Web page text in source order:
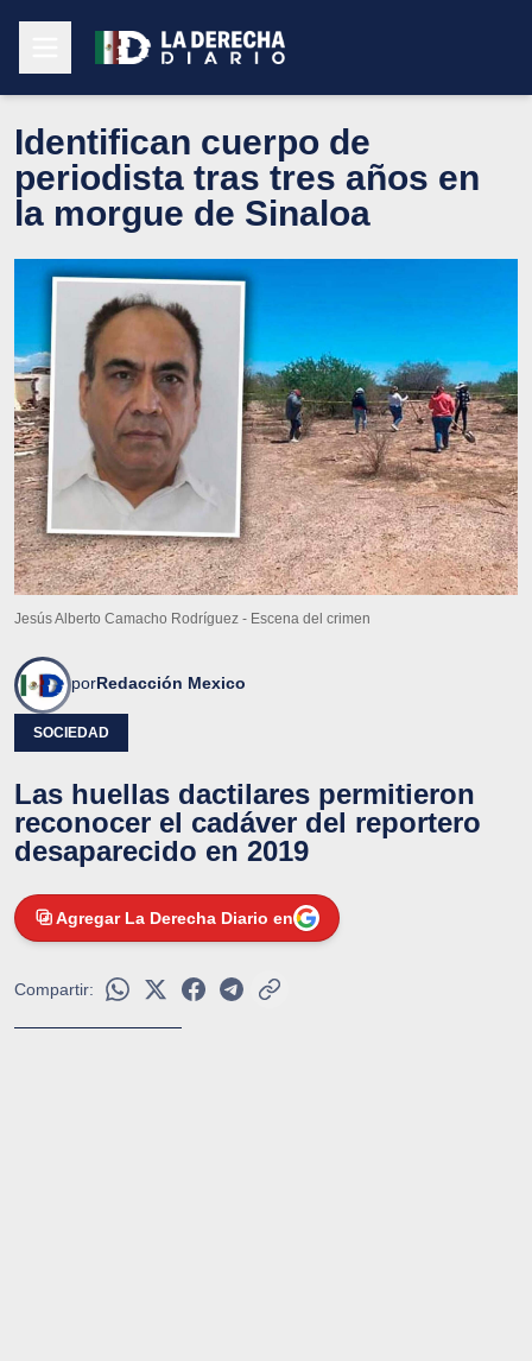
Identifican cuerpo de
periodista tras tres años en
la morgue de Sinaloa
Jesús Alberto Camacho Rodríguez - Escena del crimen
porRedacción Mexico
SOCIEDAD
Las huellas dactilares permitieron
reconocer el cadáver del reportero
desaparecido en 2019
Agregar La Derecha Diario en
Compartir: